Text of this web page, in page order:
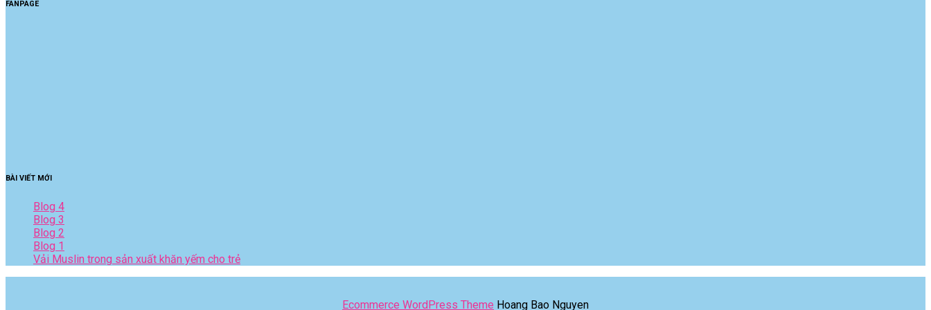
FANPAGE
BÀI VIẾT MỚI
Blog 4
Blog 3
Blog 2
Blog 1
Vải Muslin trong sản xuất khăn yếm cho trẻ
Ecommerce WordPress Theme Hoang Bao Nguyen